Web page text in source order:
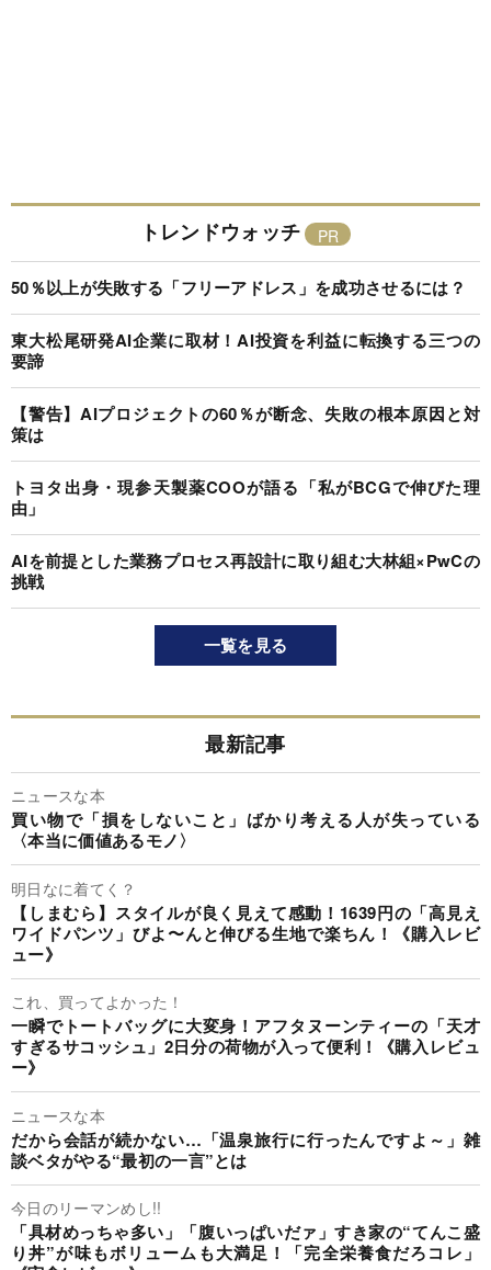
トレンドウォッチ
50％以上が失敗する「フリーアドレス」を成功させるには？
東大松尾研発AI企業に取材！AI投資を利益に転換する三つの
要諦
【警告】AIプロジェクトの60％が断念、失敗の根本原因と対
策は
トヨタ出身・現参天製薬COOが語る「私がBCGで伸びた理
由」
AIを前提とした業務プロセス再設計に取り組む大林組×PwCの
挑戦
一覧を見る
最新記事
ニュースな本
買い物で「損をしないこと」ばかり考える人が失っている
〈本当に価値あるモノ〉
明日なに着てく？
【しまむら】スタイルが良く見えて感動！1639円の「高見え
ワイドパンツ」びよ〜んと伸びる生地で楽ちん！《購入レビ
ュー》
これ、買ってよかった！
一瞬でトートバッグに大変身！アフタヌーンティーの「天才
すぎるサコッシュ」2日分の荷物が入って便利！《購入レビュ
ー》
ニュースな本
だから会話が続かない…「温泉旅行に行ったんですよ～」雑
談ベタがやる“最初の一言”とは
今日のリーマンめし!!
「具材めっちゃ多い」「腹いっぱいだァ」すき家の“てんこ盛
り丼”が味もボリュームも大満足！「完全栄養食だろコレ」